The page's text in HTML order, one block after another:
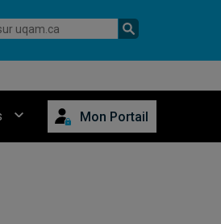
Mon Portail